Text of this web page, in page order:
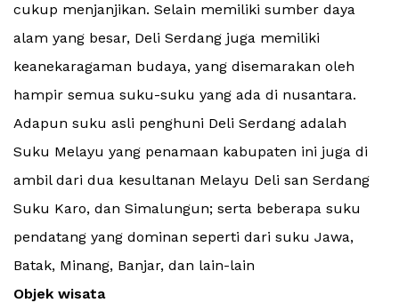
cukup menjanjikan. Selain memiliki sumber daya
alam yang besar, Deli Serdang juga memiliki
keanekaragaman budaya, yang disemarakan oleh
hampir semua suku-suku yang ada di nusantara.
Adapun suku asli penghuni Deli Serdang adalah
Suku Melayu yang penamaan kabupaten ini juga di
ambil dari dua kesultanan Melayu Deli san Serdang
Suku Karo, dan Simalungun; serta beberapa suku
pendatang yang dominan seperti dari suku Jawa,
Batak, Minang, Banjar, dan lain-lain
Objek wisata